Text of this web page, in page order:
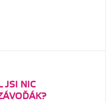
JSI NIC